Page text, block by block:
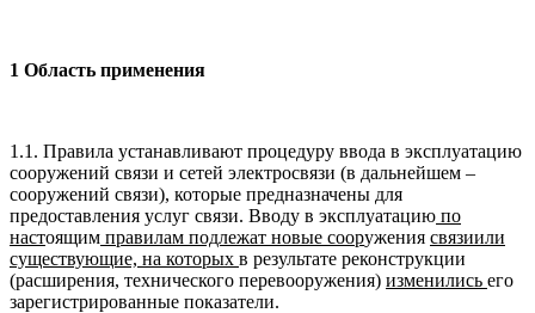
1 Область применения
1.1. Правила устанавливают процедуру ввода в эксплуатацию
сооружений связи и сетей электросвязи (в дальнейшем –
сооружений связи), которые предназначены для
предоставления услуг связи. Вводу в эксплуатацию по
настоящим правилам подлежат новые сооружения связиили
существующие, на которых в результате реконструкции
(расширения, технического перевооружения) изменились его
зарегистрированные показатели.